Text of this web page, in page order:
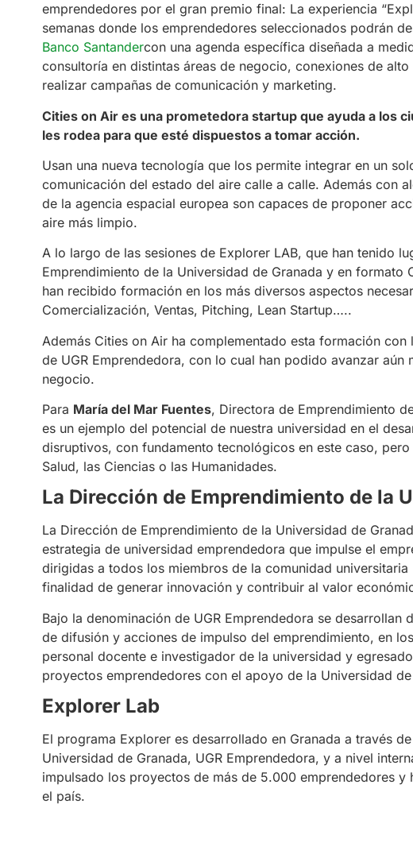
emprendedores por el gran premio final: La experiencia
semanas donde los emprendedores seleccionados podrán
Banco Santandercon una agenda específica diseñada a
consultoría en distintas áreas de negocio, conexiones de
realizar campañas de comunicación y marketing.
Cities on Air es una prometedora startup que ayuda a los
les rodea para que esté dispuestos a tomar acción.
Usan una nueva tecnología que los permite integrar en un
comunicación del estado del aire calle a calle. Además con
de la agencia espacial europea son capaces de proponer
aire más limpio.
A lo largo de las sesiones de Explorer LAB, que han tenido
Emprendimiento de la Universidad de Granada y en formato
han recibido formación en los más diversos aspectos
Comercialización, Ventas, Pitching, Lean Startup…..
Además Cities on Air ha complementado esta formación con
de UGR Emprendedora, con lo cual han podido avanzar aún
negocio.
Para María del Mar Fuentes, Directora de Emprendimiento
es un ejemplo del potencial de nuestra universidad en el
disruptivos, con fundamento tecnológicos en este caso,
Salud, las Ciencias o las Humanidades.
La Dirección de Emprendimiento de la
La Dirección de Emprendimiento de la Universidad de
estrategia de universidad emprendedora que impulse el
dirigidas a todos los miembros de la comunidad universitaria
finalidad de generar innovación y contribuir al valor
Bajo la denominación de UGR Emprendedora se
de difusión y acciones de impulso del emprendimiento, en
personal docente e investigador de la universidad y
proyectos emprendedores con el apoyo de la Universidad de
Explorer Lab
El programa Explorer es desarrollado en Granada a través
Universidad de Granada, UGR Emprendedora, y a nivel
impulsado los proyectos de más de 5.000 emprendedores y
el país.